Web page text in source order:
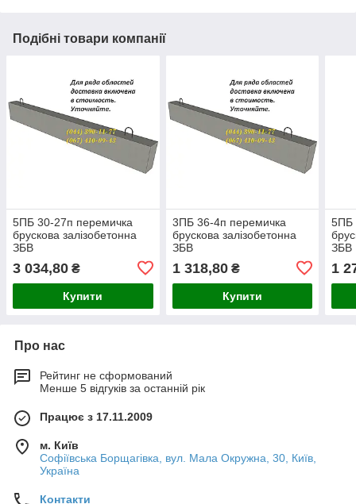
Подібні товари компанії
5ПБ 30-27п перемичка
брускова залізобетонна
ЗБВ
3 034,80 ₴
Купити
3ПБ 36-4п перемичка
брускова залізобетонна
ЗБВ
1 318,80₴
Купити
5ПБ
ЗБВ
1
Про нас
Рейтинг не сформований
Менше 5 відгуків за останній рік
Працює з 17.11.2009
м. Київ
Софіївська Борщагівка, вул. Мала Окружна, 30, Київ,
Україна
Контакти